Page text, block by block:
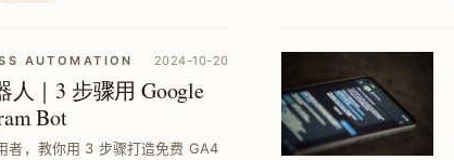
AUTOMATION 2024-10-20
｜3 步骤用 Google
Bot
者，教你用 3 步骤打造免费 GA4